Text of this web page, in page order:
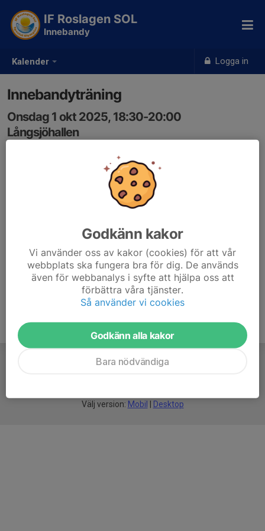
Kalender Logga in
IF Roslagen SOL
Innebandy
Innebandyträning
Onsdag 1 okt 2025, 18:30-20:00
Långsjöhallen
Välj version: Mobil Desktop
Godkänn kakor
Vi använder oss av kakor (cookies) för att vår
webbplats ska fungera bra för dig. De används
även för webbanalys i syfte att hjälpa oss att
förbättra våra tjänster.
Så använder vi cookies
Godkänn alla kakor
Bara nödvändiga